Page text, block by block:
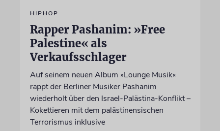
HIPHOP
Rapper Pashanim: »Free
Palestine« als
Verkaufsschlager
Auf seinem neuen Album »Lounge Musik«
rappt der Berliner Musiker Pashanim
wiederholt über den Israel-Palästina-Konflikt –
Kokettieren mit dem palästinensischen
Terrorismus inklusive